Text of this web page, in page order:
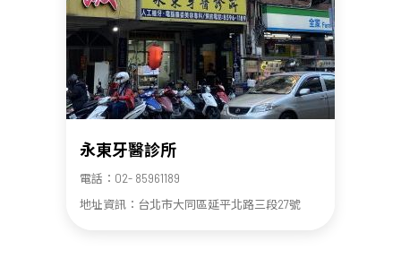
永東牙醫診所
電話：02- 85961189
地址資訊：台北市大同區延平北路三段27號